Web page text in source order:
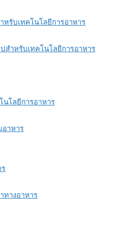
หรับเทคโนโลยีการอาหาร
สำหรับเทคโนโลยีการอาหาร
นโลยีการอาหาร
อาหาร
ทางอาหาร